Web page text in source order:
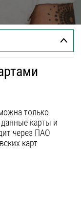
только
карты и
через ПАО
карт